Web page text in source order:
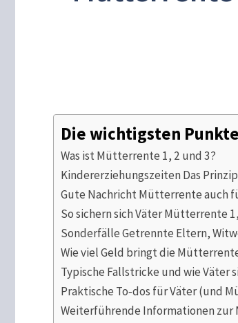
Die wichtigsten
​Was ist Mütterrente 1, 2 und 3?
Kindererziehungszeiten Das
Gute Nachricht Mütterrente auch
So sichern sich Väter Mütterrente
Sonderfälle Getrennte Eltern,
Wie viel Geld bringt die
Typische Fallstricke und wie Väter
Praktische To‑dos für Väter (und
Weiterführende Informationen